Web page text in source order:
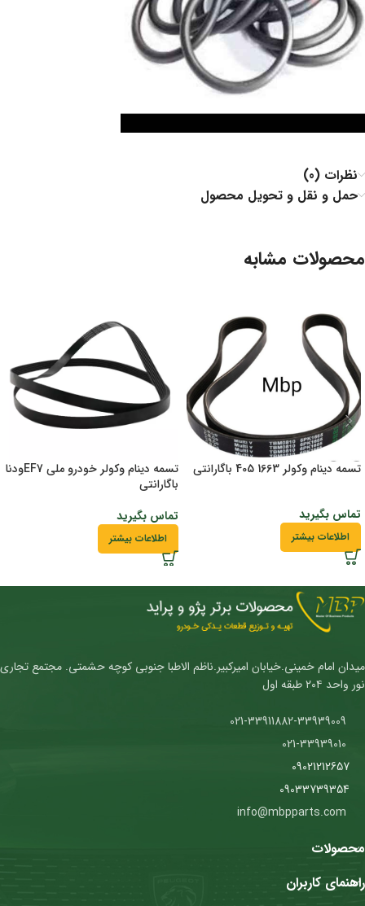
نظرات (0)
حمل و نقل و تحویل محصول
محصولات مشابه
تسمه دینام وکولر 1663 405 باگارانتی
تماس بگیرید
اطلاعات بیشتر
تسمه دینام وکولر خودرو ملی EF7ودنا
باگارانتی
تماس بگیرید
اطلاعات بیشتر
میدان امام خمینی.خیابان امیرکبیر.ناظم الاطبا جنوبی کوچه حشمتی. مجتمع تجاری
نور واحد ۲۰۴ طبقه اول
09021212657
09033739354
محصولات
راهنمای کاربران